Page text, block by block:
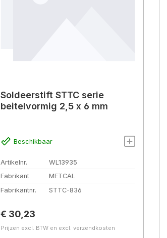
Soldeerstift STTC serie
beitelvormig 2,5 x 6 mm
Beschikbaar
Artikelnr.
WL13935
Fabrikant
METCAL
Fabrikantnr.
STTC-836
Normale prijs:
€ 30,23
Prijzen excl. BTW en excl. verzendkosten